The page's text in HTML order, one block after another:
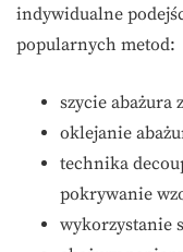
indywidualne
popularnych metod:
szycie abażura
oklejanie
technika
pokrywanie
wykorzystanie